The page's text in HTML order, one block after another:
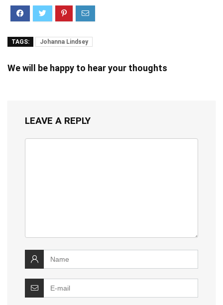
TAGS: Johanna Lindsey
We will be happy to hear your thoughts
LEAVE A REPLY